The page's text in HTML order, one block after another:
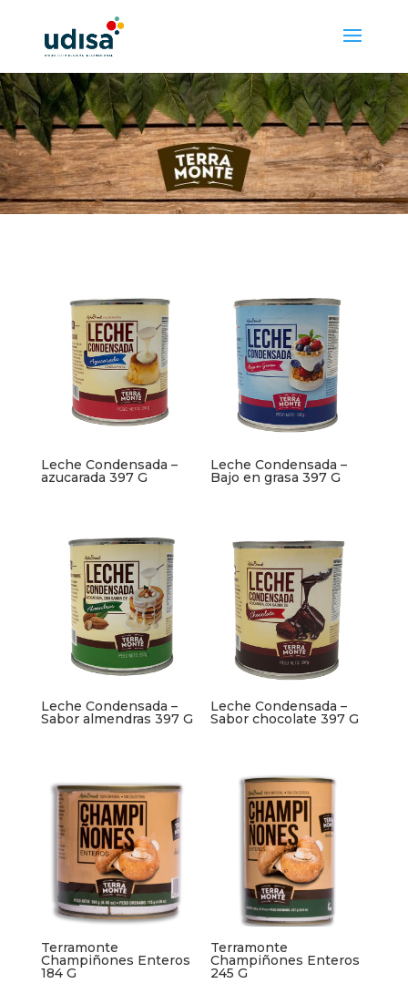
Leche Condensada –
azucarada 397 G
Leche Condensada –
Bajo en grasa 397 G
Leche Condensada –
Sabor almendras 397 G
Leche Condensada –
Sabor chocolate 397 G
Terramonte
Champiñones Enteros
184 G
Terramonte
Champiñones Enteros
245 G